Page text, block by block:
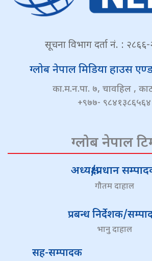
सूचना विभाग दर्ता नं. :
ग्लोब नेपाल मिडिया हाउस
का.म.न.पा. ७, चावहिल ,
+९७७- ९८४१३८६५६४
ग्लोब नेपाल
अध्यक्ष/प्रधान
गौतम दाहाल
प्रबन्ध निर्देशक/
भानु दाहाल
सह-सम्पादक